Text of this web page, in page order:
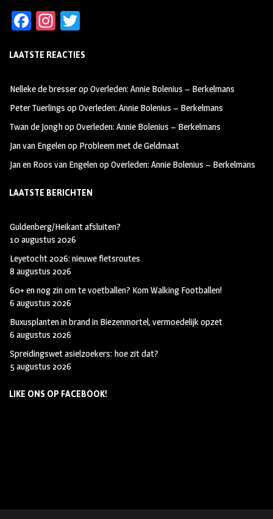
Fa
b
oo
k
In
ag
m
tt
LAATSTE REACTIES
Nelleke de bresseropOverleden: Annie Bolenius – Berkelmans
Peter Tuerlings opOverleden: Annie Bolenius – Berkelmans
Twan de JonghopOverleden: Annie Bolenius – Berkelmans
Jan van Engelenop Probleem met de Geldmaat
Jan en Roos van EngelenopOverleden: Annie Bolenius – Berkelmans
LAATSTE BERICHTEN
Guldenberg/Heikant afsluiten?
10 augustus 2026
Leyetocht 2026: nieuwe fietsroutes
8 augustus 2026
60+ en nog zin om te voetballen? Kom Walking Footballen!
6 augustus 2026
Buxusplanten in brand in Biezenmortel, vermoedelijk opzet
6 augustus 2026
Spreidingswet asielzoekers: hoe zit dat?
5 augustus 2026
LIKE ONS OP FACEBOOK!